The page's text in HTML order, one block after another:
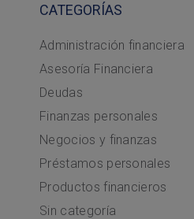
CATEGORÍAS
Administración financiera
Asesoría Financiera
Deudas
Finanzas personales
Negocios y finanzas
Préstamos personales
Productos financieros
Sin categoría